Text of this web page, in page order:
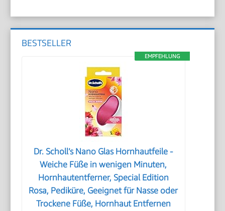
BESTSELLER
EMPFEHLUNG
Dr. Scholl’s Nano Glas Hornhautfeile -
Weiche Füße in wenigen Minuten,
Hornhautentferner, Special Edition
Rosa, Pediküre, Geeignet für Nasse oder
Trockene Füße, Hornhaut Entfernen